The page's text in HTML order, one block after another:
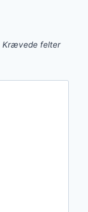
Krævede felter